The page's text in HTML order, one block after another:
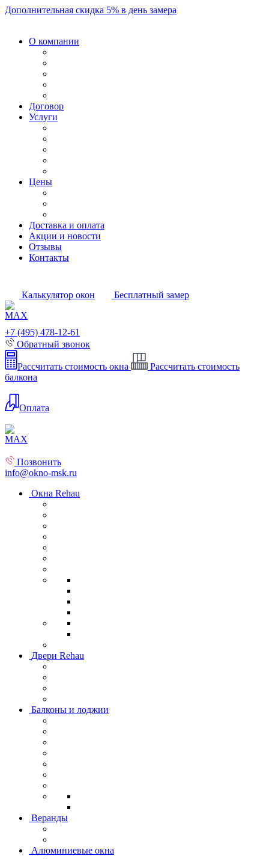
Дополнительная скидка 5% в день замера
О компании
Договор
Услуги
Цены
Доставка и оплата
Акции и новости
Отзывы
Контакты
Калькулятор окон Бесплатный замер
+7 (495) 478-12-61
Обратный звонок
Рассчитать стоимость окна
Рассчитать стоимость
балкона
Оплата
Позвонить
info@okno-msk.ru
Окна Rehau
Двери Rehau
Балконы и лоджии
Веранды
Алюминиевые окна